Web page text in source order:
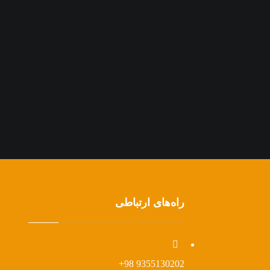
راه‌های ارتباطی
9355130202 98+